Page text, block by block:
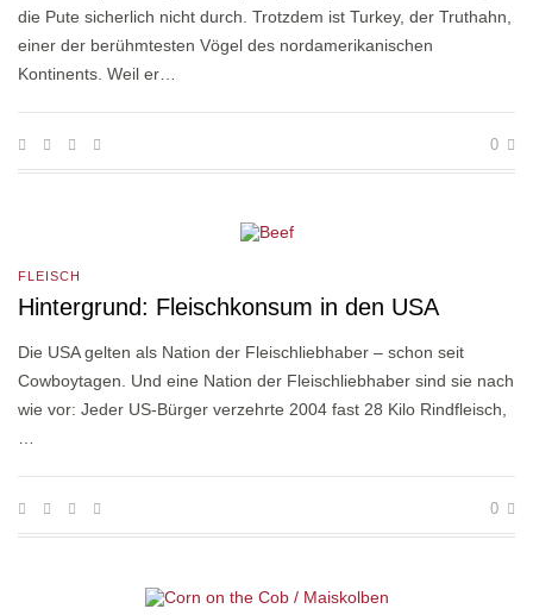
die Pute sicherlich nicht durch. Trotzdem ist Turkey, der Truthahn,
einer der berühmtesten Vögel des nordamerikanischen
Kontinents. Weil er…
0
FLEISCH
Hintergrund: Fleischkonsum in den USA
Die USA gelten als Nation der Fleischliebhaber – schon seit
Cowboytagen. Und eine Nation der Fleischliebhaber sind sie nach
wie vor: Jeder US-Bürger verzehrte 2004 fast 28 Kilo Rindfleisch,
…
0